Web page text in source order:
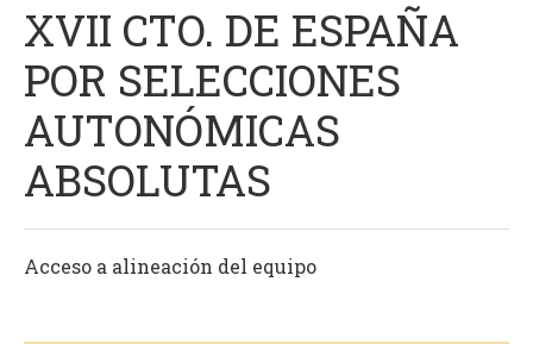
XVII CTO. DE ESPAÑA
POR SELECCIONES
AUTONÓMICAS
ABSOLUTAS
Acceso a alineación del equipo